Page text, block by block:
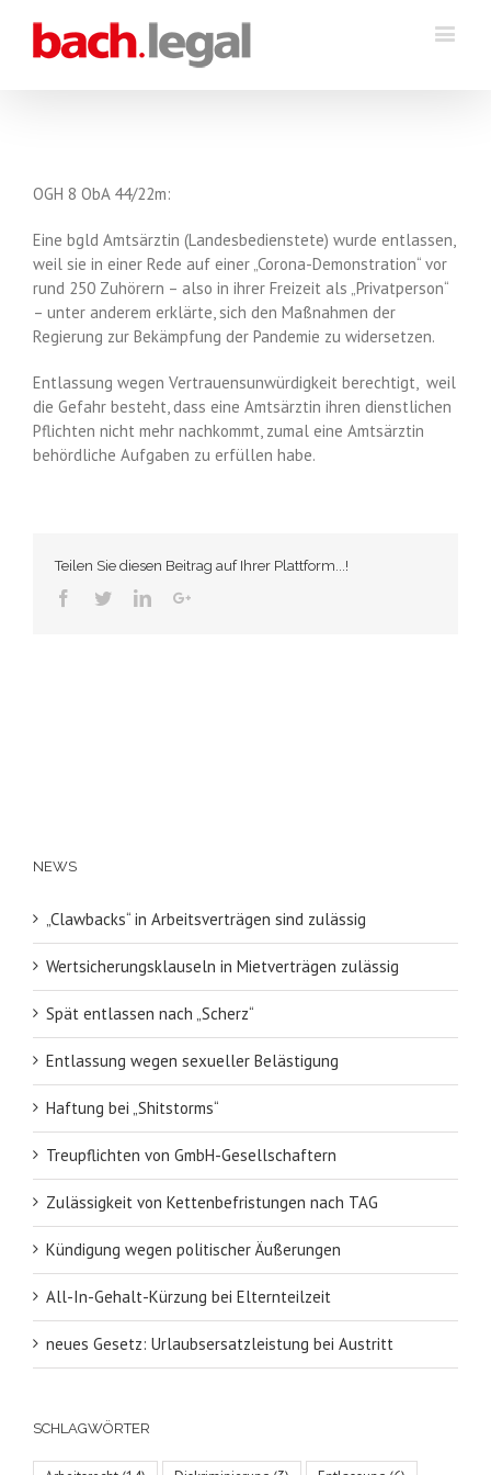
OGH 8 ObA 44/22m:
Eine bgld Amtsärztin (Landesbedienstete) wurde entlassen,
weil sie in einer Rede auf einer „Corona-Demonstration“ vor
rund 250 Zuhörern – also in ihrer Freizeit als „Privatperson“
– unter anderem erklärte, sich den Maßnahmen der
Regierung zur Bekämpfung der Pandemie zu widersetzen.
Entlassung wegen Vertrauensunwürdigkeit berechtigt, weil
die Gefahr besteht, dass eine Amtsärztin ihren dienstlichen
Pflichten nicht mehr nachkommt, zumal eine Amtsärztin
behördliche Aufgaben zu erfüllen habe.
Teilen Sie diesen Beitrag auf Ihrer Plattform...!
Facebook
TwitterLinkedinGoogleplus
NEWS
„Clawbacks“ in Arbeitsverträgen sind zulässig
Wertsicherungsklauseln in Mietverträgen zulässig
Spät entlassen nach „Scherz“
Entlassung wegen sexueller Belästigung
Haftung bei „Shitstorms“
Treupflichten von GmbH-Gesellschaftern
Zulässigkeit von Kettenbefristungen nach TAG
Kündigung wegen politischer Äußerungen
All-In-Gehalt-Kürzung bei Elternteilzeit
neues Gesetz: Urlaubsersatzleistung bei Austritt
SCHLAGWÖRTER